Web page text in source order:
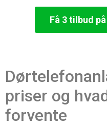
Få 3 tilbud
priser og
forvente